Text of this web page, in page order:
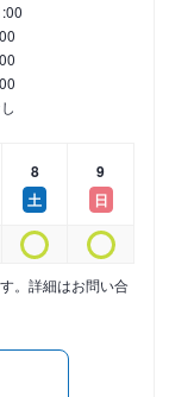
8
土
9
日
。詳細はお問い合